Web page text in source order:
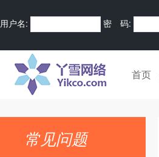
用户名: 密 码:
首页
常见问题